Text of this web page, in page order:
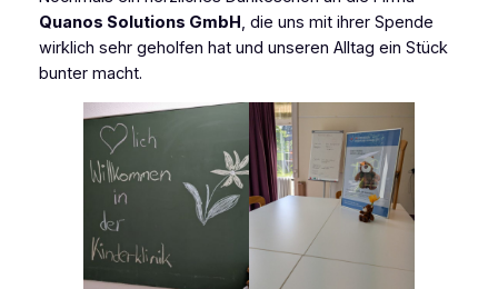
Quanos Solutions GmbH, die uns mit ihrer Spende
wirklich sehr geholfen hat und unseren Alltag ein Stück
bunter macht.